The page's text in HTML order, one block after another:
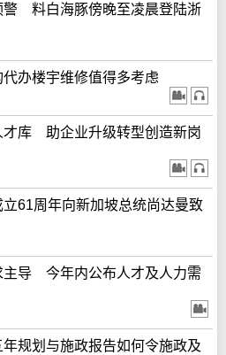
警 料白海豚傍晚至凌晨登陆浙
办楼宇维修值得多考虑
才库 助企业升级转型创造新岗
61周年向新加坡总统尚达曼致
主导 今年内公布人才及人力需
规划与施政报告如何令施政及